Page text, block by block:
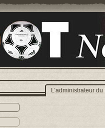
L’administrateur